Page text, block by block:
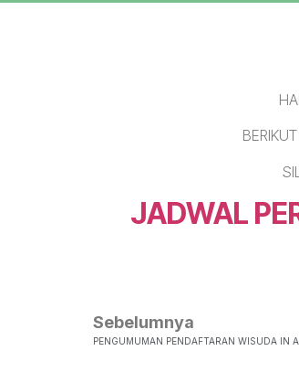
JADWAL
Sebelumnya
PENGUMUMAN PENDAFTARAN WISUDA IN